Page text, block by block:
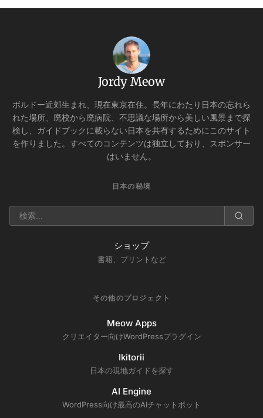
Jordy Meow
ボルドー近郊生まれ、現在東京在住。長年にわたり日本の忘れら
れた場所、廃校から廃病院、不思議な場所から美しい風景まで探
検し、ガイドブックに載らない日本を共有するためにこのサイト
を作りました。すべてのコンテンツは独立しており、スポンサー
はいません。
日本の秘境
ショップ
書籍、プリントなど
その他のプロジェクト
Meow Apps
クリエイター向けWordPressプラグイン
Ikitorii
日本の現地ガイドを探す
AI Engine
WordPress向け最高のAIチャットボット